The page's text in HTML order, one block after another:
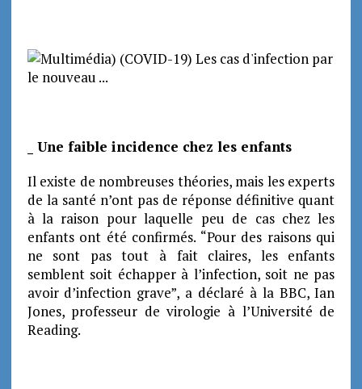
_ Une faible incidence chez les enfants
Il existe de nombreuses théories, mais les experts
de la santé n’ont pas de réponse définitive quant
à la raison pour laquelle peu de cas chez les
enfants ont été confirmés. “Pour des raisons qui
ne sont pas tout à fait claires, les enfants
semblent soit échapper à l’infection, soit ne pas
avoir d’infection grave”, a déclaré à la BBC, Ian
Jones, professeur de virologie à l’Université de
Reading.